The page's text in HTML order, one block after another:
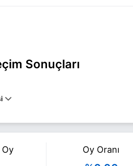
Sonuçları
bilgi için
Sadık Caner Haberleri
Oy Oranı